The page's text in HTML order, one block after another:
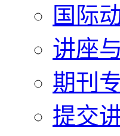
国际
讲座
期刊
提交